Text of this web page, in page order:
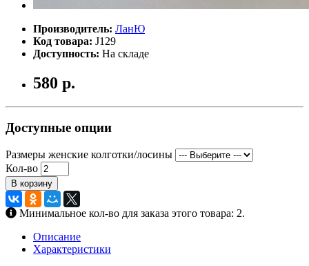
Производитель: ЛанЮ
Код товара: J129
Доступность: На складе
580 р.
Доступные опции
Размеры женские колготки/лосины
Кол-во
В корзину
Минимальное кол-во для заказа этого товара: 2.
Описание
Характеристики